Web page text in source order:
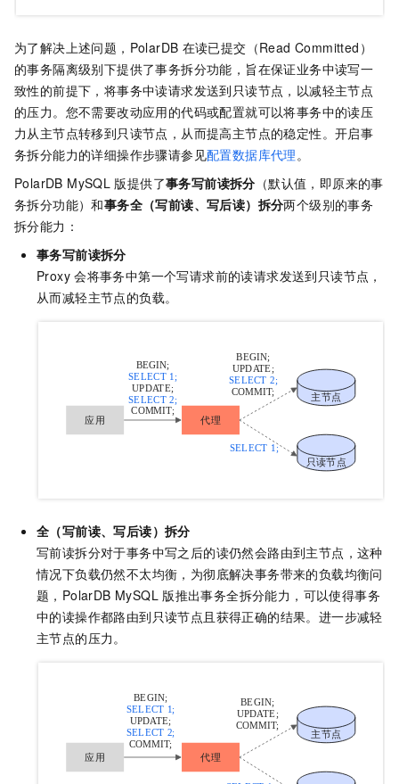
为了解决上述问题， PolarDB 在读已提交（Read Committed）
的事务隔离级别下提供了事务拆分功能，旨在保证业务中读写一
致性的前提下，将事务中读请求发送到只读节点，以减轻主节点
的压力。您不需要改动应用的代码或配置就可以将事务中的读压
力从主节点转移到只读节点，从而提高主节点的稳定性。开启事
务拆分能力的详细操作步骤请参见配置数据库代理。
PolarDB MySQL 版提供了事务写前读拆分 （默认值，即原来的事
务拆分功能）和事务全（写前读、写后读）拆分两个级别的事务
拆分能力：
事务写前读拆分
Proxy 会将事务中第一个写请求前的读请求发送到只读节点，
从而减轻主节点的负载。
全（写前读、写后读）拆分
写前读拆分对于事务中写之后的读仍然会路由到主节点，这种
情况下负载仍然不太均衡，为彻底解决事务带来的负载均衡问
题， PolarDB MySQL 版推出事务全拆分能力，可以使得事务
中的读操作都路由到只读节点且获得正确的结果。进一步减轻
主节点的压力。